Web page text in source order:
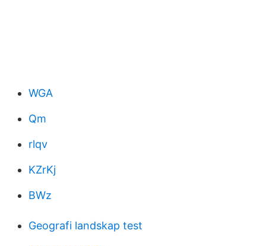
WGA
Qm
rlqv
KZrKj
BWz
Geografi landskap test